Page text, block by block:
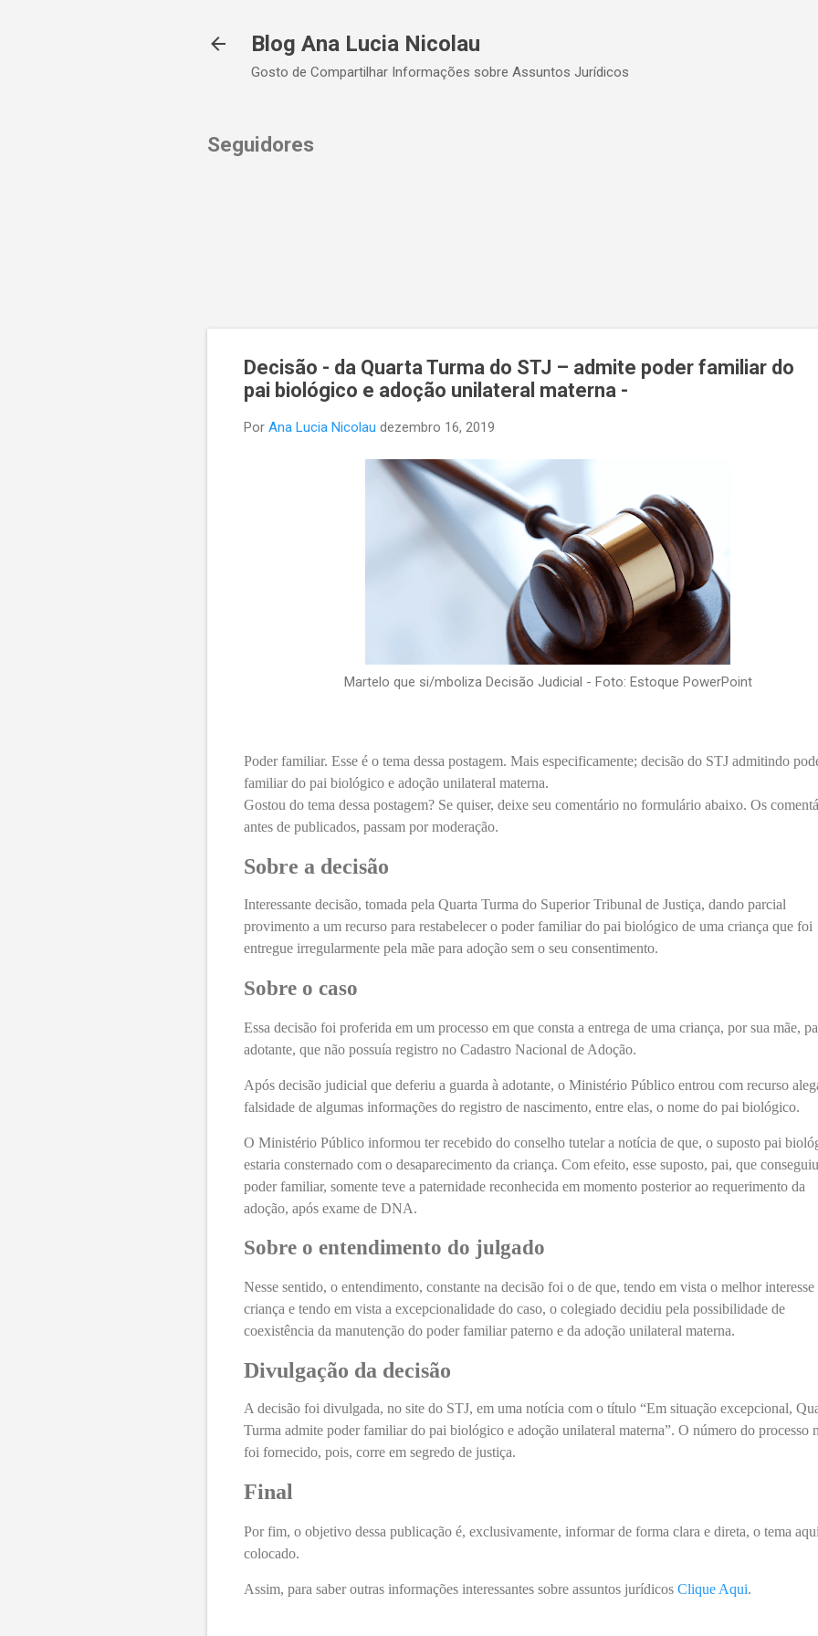
Blog Ana Lucia Nicolau
Gosto de Compartilhar Informações sobre Assuntos Jurídicos
Seguidores
Decisão - da Quarta Turma do STJ – admite poder familiar do
pai biológico e adoção unilateral materna -
Por Ana Lucia Nicolau dezembro 16, 2019
Martelo que si/mboliza Decisão Judicial - Foto: Estoque PowerPoint
Poder familiar. Esse é o tema dessa postagem. Mais especificamente; decisão do STJ admitindo
familiar do pai biológico e adoção unilateral materna.
Gostou do tema dessa postagem? Se quiser, deixe seu comentário no formulário abaixo. Os
antes de publicados, passam por moderação.
Sobre a decisão
Interessante decisão, tomada pela Quarta Turma do Superior Tribunal de Justiça, dando parcial
provimento a um recurso para restabelecer o poder familiar do pai biológico de uma criança que foi
entregue irregularmente pela mãe para adoção sem o seu consentimento.
Sobre o caso
Essa decisão foi proferida em um processo em que consta a entrega de uma criança, por sua mãe,
adotante, que não possuía registro no Cadastro Nacional de Adoção.
Após decisão judicial que deferiu a guarda à adotante, o Ministério Público entrou com recurso
falsidade de algumas informações do registro de nascimento, entre elas, o nome do pai biológico.
O Ministério Público informou ter recebido do conselho tutelar a notícia de que, o suposto pai
estaria consternado com o desaparecimento da criança. Com efeito, esse suposto, pai, que
poder familiar, somente teve a paternidade reconhecida em momento posterior ao requerimento da
adoção, após exame de DNA.
Sobre o entendimento do julgado
Nesse sentido, o entendimento, constante na decisão foi o de que, tendo em vista o melhor interesse
criança e tendo em vista a excepcionalidade do caso, o colegiado decidiu pela possibilidade de
coexistência da manutenção do poder familiar paterno e da adoção unilateral materna.
Divulgação da decisão
A decisão foi divulgada, no site do STJ, em uma notícia com o título “Em situação excepcional,
Turma admite poder familiar do pai biológico e adoção unilateral materna”. O número do processo
foi fornecido, pois, corre em segredo de justiça.
Final
Por fim, o objetivo dessa publicação é, exclusivamente, informar de forma clara e direta, o tema aqui
colocado.
Assim, para saber outras informações interessantes sobre assuntos jurídicos Clique Aqui.